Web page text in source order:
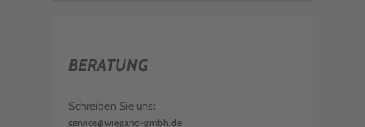
BERATUNG
Schreiben Sie uns:
service@wiegand-gmbh.de